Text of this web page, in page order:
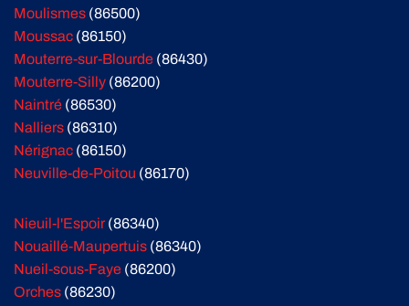
Moulismes (86500)
Moussac (86150)
Mouterre-sur-Blourde (86430)
Mouterre-Silly (86200)
Naintré (86530)
Nalliers (86310)
Nérignac (86150)
Neuville-de-Poitou (86170)
Nieuil-l'Espoir(86340)
Nouaillé-Maupertuis (86340)
Nueil-sous-Faye (86200)
Orches (86230)